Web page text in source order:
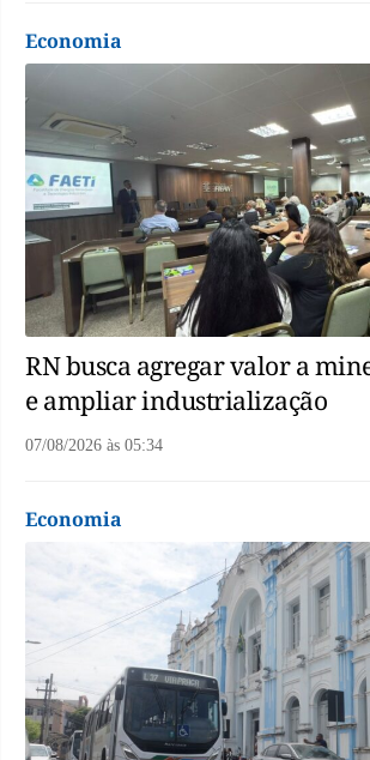
Economia
RN busca agregar valor a
e ampliar industrialização
07/08/2026 às 05:34
Economia